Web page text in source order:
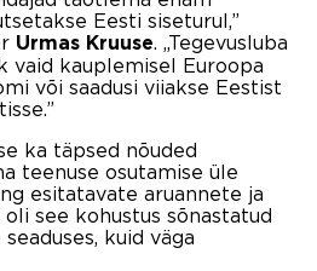
Eesti siseturul,”
Urmas Kruuse. „Tegevusluba
vaid kauplemisel Euroopa
või saadusi viiakse Eestist
ka täpsed nõuded
teenuse osutamise üle
esitatavate aruannete ja
see kohustus sõnastatud
kuid väga